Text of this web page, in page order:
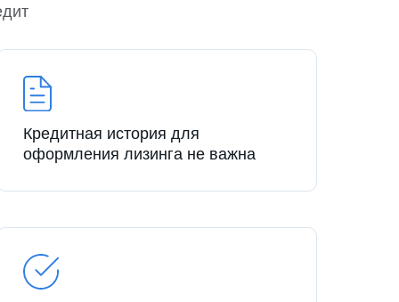
Кредитная история для
оформления лизинга не важна